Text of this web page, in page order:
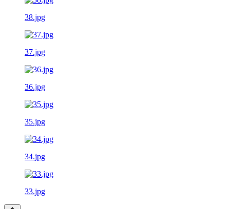
38.jpg
37.jpg
36.jpg
35.jpg
34.jpg
33.jpg